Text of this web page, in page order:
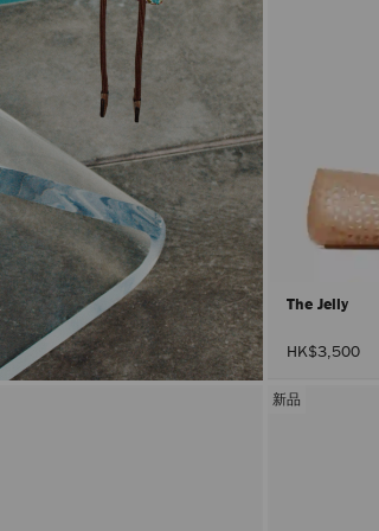
The Jelly
HK$3,500
新品